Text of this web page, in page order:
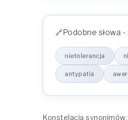
Podobne słowa
nietolerancja
antypatia
Konstelacja